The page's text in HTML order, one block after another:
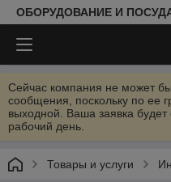
ОБОРУДОВАНИЕ И
Сейчас компания не может
сообщения, поскольку по ее
выходной. Ваша заявка
рабочий день.
Товары и услуги